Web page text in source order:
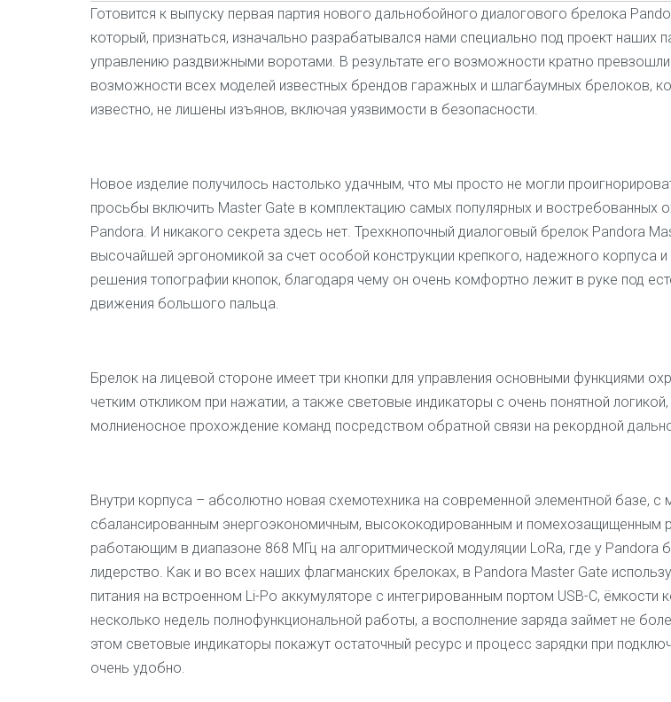
Готовится к выпуску первая партия нового дальнобойного диалогового брелока
который, признаться, изначально разрабатывался нами специально под проект наших
управлению раздвижными воротами. В результате его возможности кратно
возможности всех моделей известных брендов гаражных и шлагбаумных брелоков,
известно, не лишены изъянов, включая уязвимости в безопасности.
Новое изделие получилось настолько удачным, что мы просто не могли
просьбы включить Master Gate в комплектацию самых популярных и востребованных
Pandora. И никакого секрета здесь нет. Трехкнопочный диалоговый брелок Pandora
высочайшей эргономикой за счет особой конструкции крепкого, надежного корпуса и
решения топографии кнопок, благодаря чему он очень комфортно лежит в руке под
движения большого пальца.
Брелок на лицевой стороне имеет три кнопки для управления основными функциями
четким откликом при нажатии, а также световые индикаторы с очень понятной
молниеносное прохождение команд посредством обратной связи на рекордной
Внутри корпуса – абсолютно новая схемотехника на современной элементной базе, с
сбалансированным энергоэкономичным, высококодированным и помехозащищенным
работающим в диапазоне 868 МГц на алгоритмической модуляции LoRa, где у Pandora
лидерство. Как и во всех наших флагманских брелоках, в Pandora Master Gate
питания на встроенном Li-Po аккумуляторе с интегрированным портом USB-C, ёмкости
несколько недель полнофункциональной работы, а восполнение заряда займет не
этом световые индикаторы покажут остаточный ресурс и процесс зарядки при
очень удобно.